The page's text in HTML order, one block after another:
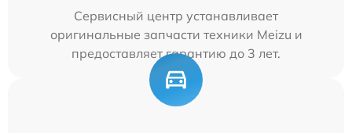
Сервисный центр устанавливает
оригинальные запчасти техники Meizu и
предоставляет гарантию до 3 лет.